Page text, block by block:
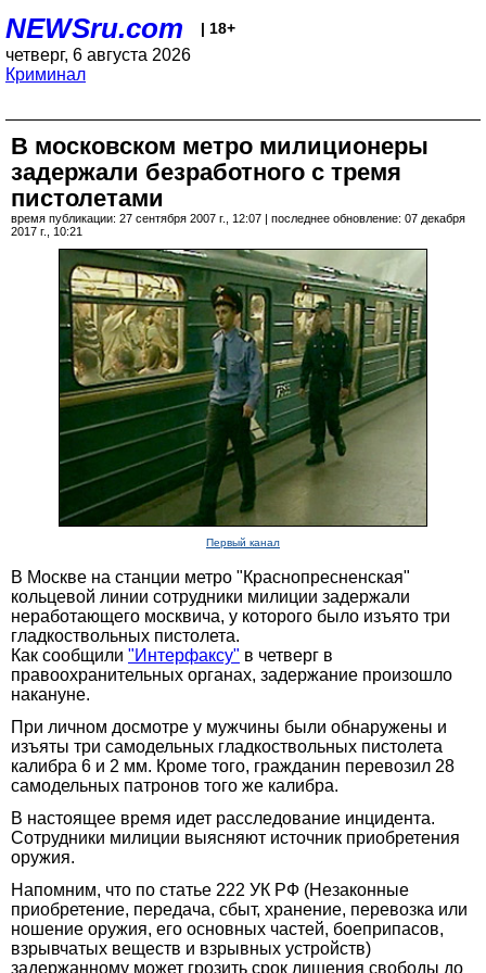
NEWSru.com | 18+
четверг, 6 августа 2026
Криминал
В московском метро милиционеры
задержали безработного с тремя
пистолетами
время публикации: 27 сентября 2007 г., 12:07 | последнее обновление: 07 декабря
2017 г., 10:21
Первый канал
В Москве на станции метро "Краснопресненская"
кольцевой линии сотрудники милиции задержали
неработающего москвича, у которого было изъято три
гладкоствольных пистолета.
Как сообщили "Интерфаксу" в четверг в
правоохранительных органах, задержание произошло
накануне.
При личном досмотре у мужчины были обнаружены и
изъяты три самодельных гладкоствольных пистолета
калибра 6 и 2 мм. Кроме того, гражданин перевозил 28
самодельных патронов того же калибра.
В настоящее время идет расследование инцидента.
Сотрудники милиции выясняют источник приобретения
оружия.
Напомним, что по статье 222 УК РФ (Незаконные
приобретение, передача, сбыт, хранение, перевозка или
ношение оружия, его основных частей, боеприпасов,
взрывчатых веществ и взрывных устройств)
задержанному может грозить срок лишения свободы до